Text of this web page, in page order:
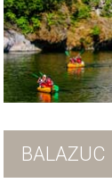
BALAZUC